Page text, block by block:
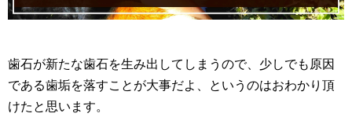
歯石が新たな歯石を生み出してしまうので、少しでも原因
である歯垢を落すことが大事だよ、というのはおわかり頂
けたと思います。